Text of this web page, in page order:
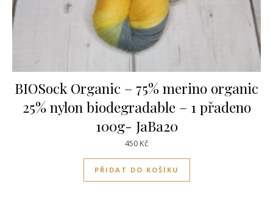
BIOSock Organic – 75% merino organic
25% nylon biodegradable – 1 přadeno
100g- JaBa20
450Kč
PŘIDAT DO KOŠÍKU